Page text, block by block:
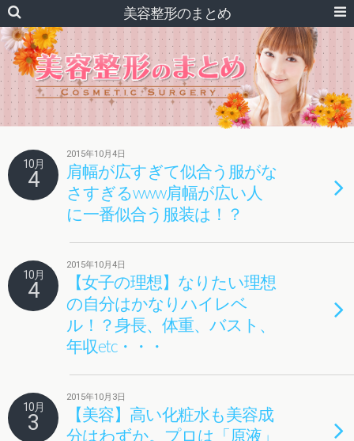
美容整形のまとめ
10月
4
2015年10月4日
肩幅が広すぎて似合う服がな
さすぎるwww肩幅が広い人
に一番似合う服装は！？
10月
4
2015年10月4日
【女子の理想】なりたい理想
の自分はかなりハイレベ
ル！？身長、体重、バスト、
年収etc・・・
10月
3
2015年10月3日
【美容】高い化粧水も美容成
分はわずか。プロは「原液」